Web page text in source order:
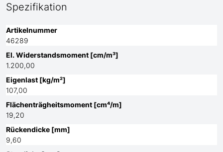
Spezifikation
Artikelnummer
46289
El. Widerstandsmoment [cm/m³]
1.200,00
Eigenlast [kg/m²]
107,00
Flächenträgheitsmoment [cm⁴/m]
19,20
Rückendicke [mm]
9,60